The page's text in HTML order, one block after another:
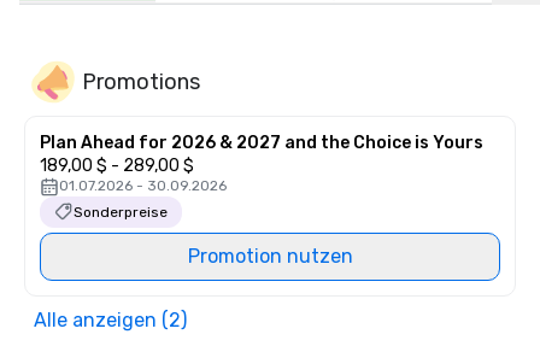
Promotions
Plan Ahead for 2026 & 2027 and the Choice is Yours
189,00 $ - 289,00 $
01.07.2026 - 30.09.2026
Sonderpreise
Promotion nutzen
Alle anzeigen (2)